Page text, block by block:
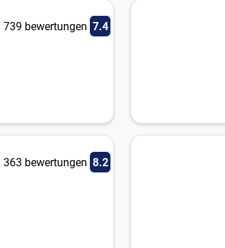
739 bewertungen 7.4
363 bewertungen 8.2